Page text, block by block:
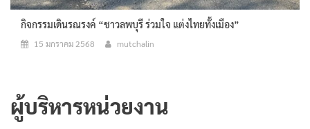
กิจกรรมเดินรณรงค์ “ชาวลพบุรี ร่วมใจ แต่งไทยทั้งเมือง”
15 มกราคม 2568 mutchalin
ผู้บริหารหน่วยงาน